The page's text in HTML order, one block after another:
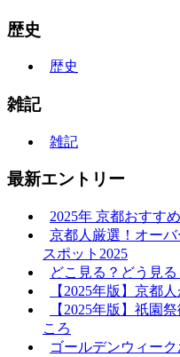
歴史
歴史
雑記
雑記
最新エントリー
2025年 京都おすす
京都人厳選！オー
スポット2025
どこ見る？どう見る
【2025年版】京都
【2025年版】祇園
ころ
ゴールデンウィー